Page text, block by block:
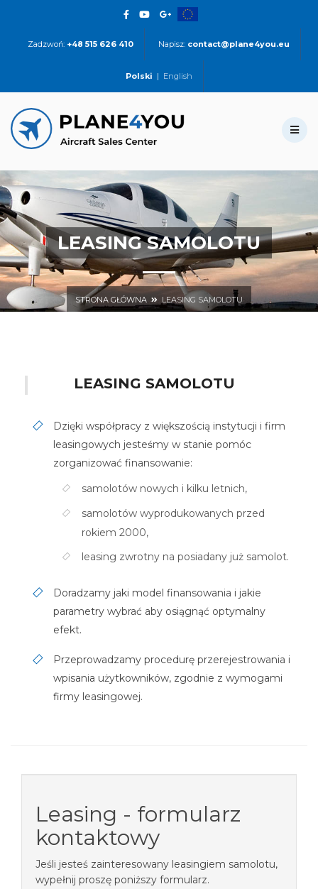
Zadzwoń: +48 515 626 410 Napisz: contact@plane4you.eu
Polski | English
LEASING SAMOLOTU
STRONA GŁÓWNA LEASING SAMOLOTU
LEASING SAMOLOTU
Dzięki współpracy z większością instytucji i firm
leasingowych jesteśmy w stanie pomóc
zorganizować finansowanie:
samolotów nowych i kilku letnich,
samolotów wyprodukowanych przed
rokiem 2000,
leasing zwrotny na posiadany już samolot.
Doradzamy jaki model finansowania i jakie
parametry wybrać aby osiągnąć optymalny
efekt.
Przeprowadzamy procedurę przerejestrowania i
wpisania użytkowników, zgodnie z wymogami
firmy leasingowej.
Leasing - formularz
kontaktowy
Jeśli jesteś zainteresowany leasingiem samolotu,
wypełnij proszę poniższy formularz.